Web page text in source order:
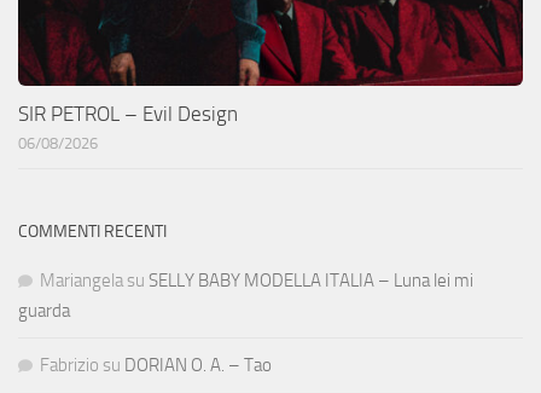
SIR PETROL – Evil Design
06/08/2026
COMMENTI RECENTI
Mariangela su SELLY BABY MODELLA ITALIA – Luna lei mi
guarda
Fabrizio su DORIAN O. A. – Tao